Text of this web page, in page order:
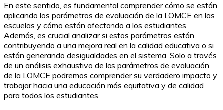
En este sentido, es fundamental comprender cómo se están
aplicando los parámetros de evaluación de la LOMCE en las
escuelas y cómo están afectando a los estudiantes.
Además, es crucial analizar si estos parámetros están
contribuyendo a una mejora real en la calidad educativa o si
están generando desigualdades en el sistema. Solo a través
de un análisis exhaustivo de los parámetros de evaluación
de la LOMCE podremos comprender su verdadero impacto y
trabajar hacia una educación más equitativa y de calidad
para todos los estudiantes.